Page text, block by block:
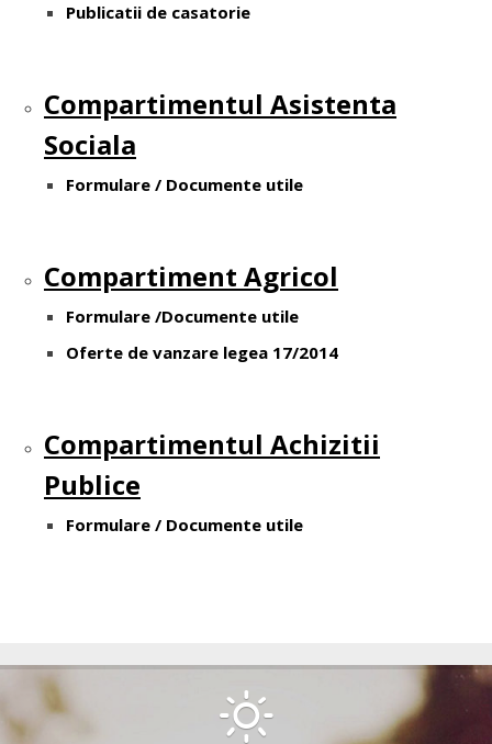
Publicatii de casatorie
Compartimentul Asistenta
Sociala
Formulare / Documente utile
Compartiment Agricol
Formulare /Documente utile
Oferte de vanzare legea 17/2014
Compartimentul Achizitii
Publice
Formulare / Documente utile